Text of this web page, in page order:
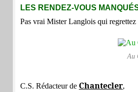
LES RENDEZ-VOUS
Pas vrai Mister Langlois qui regrettez
Au
C.S. Rédacteur de Chantecler,